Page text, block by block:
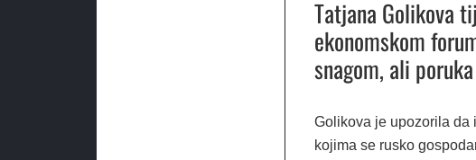
Tatjana Golikova
ekonomskom
snagom, ali
Golikova je upozorila da
kojima se rusko